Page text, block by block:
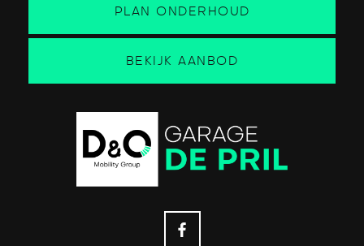
PLAN ONDERHOUD
BEKIJK AANBOD